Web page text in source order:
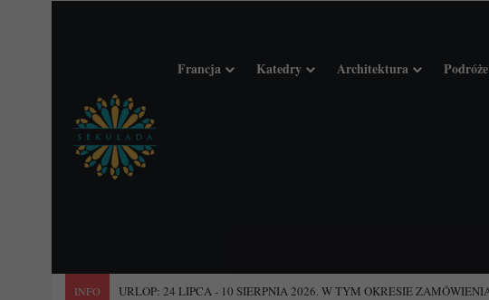
Francja Katedry Architektura Podróże
INFO "Święta Francja". Przewodnik po 101 średniowiecznych kościołach Francji.